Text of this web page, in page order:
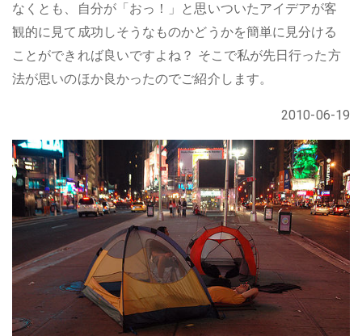
なくとも、自分が「おっ！」と思いついたアイデアが客
観的に見て成功しそうなものかどうかを簡単に見分ける
ことができれば良いですよね？ そこで私が先日行った方
法が思いのほか良かったのでご紹介します。
2010-06-19